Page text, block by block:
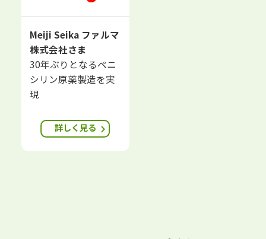
Meiji Seika ファルマ
株式会社さま
30年ぶりとなるペニ
シリン原薬製造を実
現
詳しく見る